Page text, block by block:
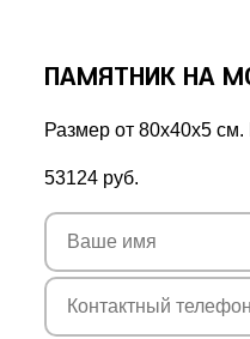
ПАМЯТНИК НА
Размер от 80х40х5
53124 руб.